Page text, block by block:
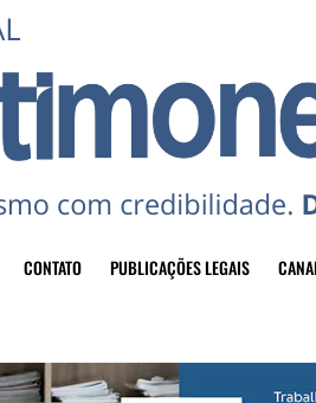
CONTATO PUBLICAÇÕES LEGAIS